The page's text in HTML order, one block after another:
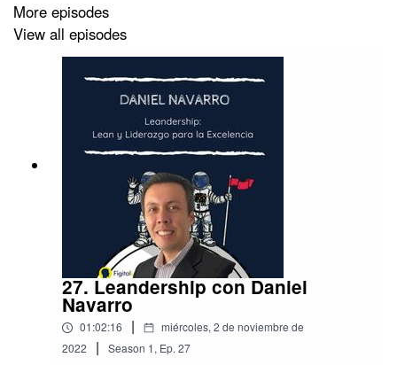
Si deseas ver el video del podcast puedes dar
Redes sociales de nuestra invitada:
https://www.linkedin.com/in/carolinaastaiza/
#itisallaboutpeople #talentdevelopment #engagement
More episodes
View all episodes
27. Leandership con Daniel
Navarro
01:02:16 |
miércoles, 2 de noviembre de
2022
| Season 1, Ep. 27